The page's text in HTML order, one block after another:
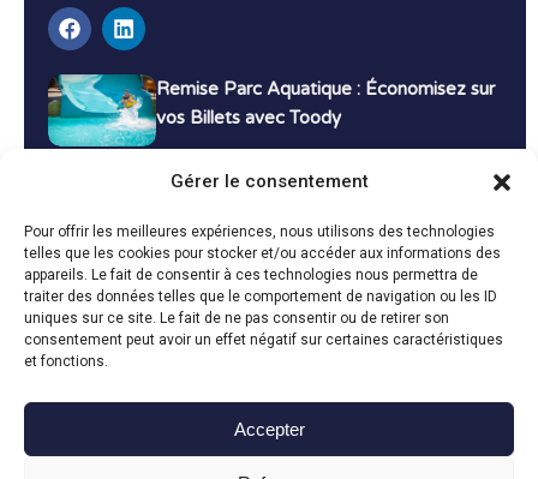
Gérer le consentement
Pour offrir les meilleures expériences, nous utilisons des technologies
telles que les cookies pour stocker et/ou accéder aux informations des
appareils. Le fait de consentir à ces technologies nous permettra de
traiter des données telles que le comportement de navigation ou les ID
uniques sur ce site. Le fait de ne pas consentir ou de retirer son
consentement peut avoir un effet négatif sur certaines caractéristiques
et fonctions.
Accepter
Remise Parc Aquatique : Économisez sur
vos Billets avec Toody
Bons Plans Voyage : Économisez sur vos
Vacances avec Toody
13 décembre 2024 Bon plans
Toody © 2024